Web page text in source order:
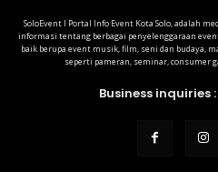
SoloEvent I Portal Info Event Kota Solo, adalah
informasi tentang berbagai penyelenggaraan
baik berupa event musik, film, seni dan budaya,
seperti pameran, seminar, consumer
Business inquiries :